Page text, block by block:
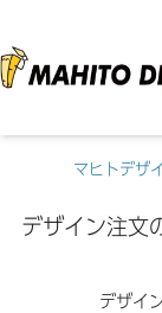
マヒトデザ
デザイン注文
デザイ